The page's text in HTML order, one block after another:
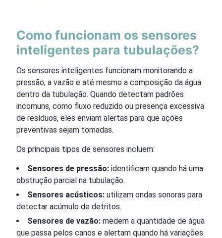
Como funcionam os sensores
inteligentes para tubulações?
Os sensores inteligentes funcionam monitorando a
pressão, a vazão e até mesmo a composição da água
dentro da tubulação. Quando detectam padrões
incomuns, como fluxo reduzido ou presença excessiva
de resíduos, eles enviam alertas para que ações
preventivas sejam tomadas.
Os principais tipos de sensores incluem:
Sensores de pressão: identificam quando há uma
obstrução parcial na tubulação.
Sensores acústicos: utilizam ondas sonoras para
detectar acúmulo de detritos.
Sensores de vazão: medem a quantidade de água
que passa pelos canos e alertam quando há variações